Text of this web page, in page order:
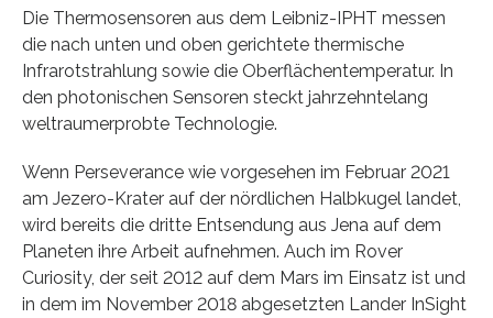
Die Thermosensoren aus dem Leibniz-IPHT messen
die nach unten und oben gerichtete thermische
Infrarotstrahlung sowie die Oberflächentemperatur. In
den photonischen Sensoren steckt jahrzehntelang
weltraumerprobte Technologie.
Wenn Perseverance wie vorgesehen im Februar 2021
am Jezero-Krater auf der nördlichen Halbkugel landet,
wird bereits die dritte Entsendung aus Jena auf dem
Planeten ihre Arbeit aufnehmen. Auch im Rover
Curiosity, der seit 2012 auf dem Mars im Einsatz ist und
in dem im November 2018 abgesetzten Lander InSight